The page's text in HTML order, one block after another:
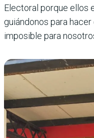
Electoral porque ellos
guiándonos para
imposible para